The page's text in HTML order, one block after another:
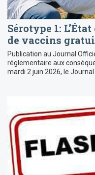
Sérotype 1:
de vaccins
Publication au Journal
réglementaire aux
mardi 2 juin 2026, le Journal